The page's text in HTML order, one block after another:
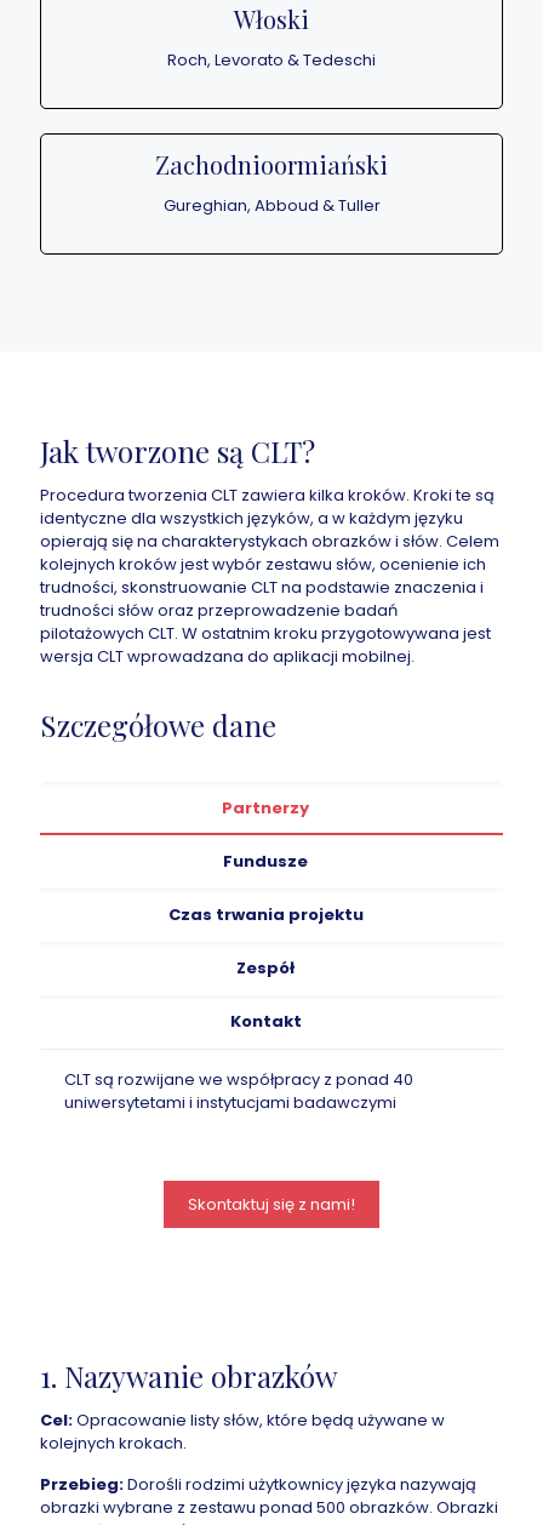
Włoski
Roch, Levorato & Tedeschi
Zachodnioormiański
Gureghian, Abboud & Tuller
Jak tworzone są CLT?
Procedura tworzenia CLT zawiera kilka kroków. Kroki te są
identyczne dla wszystkich języków, a w każdym języku
opierają się na charakterystykach obrazków i słów. Celem
kolejnych kroków jest wybór zestawu słów, ocenienie ich
trudności, skonstruowanie CLT na podstawie znaczenia i
trudności słów oraz przeprowadzenie badań
pilotażowych CLT. W ostatnim kroku przygotowywana jest
wersja CLT wprowadzana do aplikacji mobilnej.
Szczegółowe dane
Partnerzy
Fundusze
Czas trwania projektu
Zespół
Kontakt
CLT są rozwijane we współpracy z ponad 40
uniwersytetami i instytucjami badawczymi
Skontaktuj się z nami!
1. Nazywanie obrazków
Cel:Opracowanie listy słów, które będą używane w
kolejnych krokach.
Przebieg:Dorośli rodzimi użytkownicy języka nazywają
obrazki wybrane z zestawu ponad 500 obrazków. Obrazki